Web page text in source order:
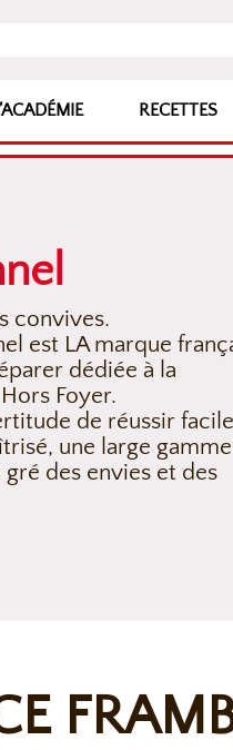
RECETTES
convives.
est LA marque
dédiée à la
Foyer.
de réussir
une large
des envies et des